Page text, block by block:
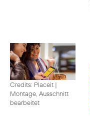
Credits: Placeit |
Montage, Ausschnitt
bearbeitet